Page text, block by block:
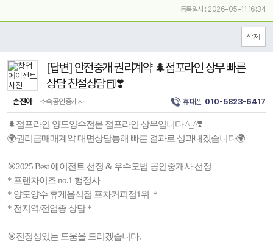
등록일시 : 2026-05-11 16:34
[답변] 안전중개 권리계약 🌲점포라인 상무 빠른
상담 친절상담📕❣️
손진아 소속공인중개사 휴대폰 010-5823-6417
🌲점포라인 양도양수전문 점포라인 상무입니다 ^_^❣️
🌍권리금매매계약 대면상담통해 빠른 결과로 성과내겠습니다🌍
🎯2025 Best 에이전트 선정 & 우수모범 공인중개사 선정
* 프랜차이즈 no.1 행정사
* 양도양수 휴게음식점 프차커피점1위 *
* 전지역/전업종 상담 *
🎯진정성있는 도움을 드리겠습니다.